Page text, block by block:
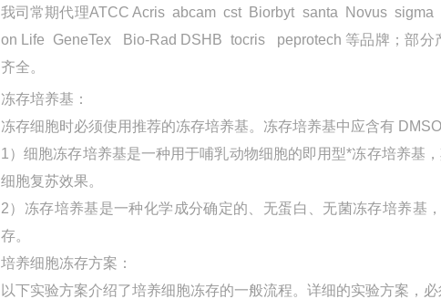
我司常期代理ATCC Acris abcam cst Biorbyt santa Novus
on Life GeneTex Bio-Rad DSHB tocris peprotech 等品牌；部分
齐全。
冻存培养基：
冻存细胞时必须使用推荐的冻存培养基。冻存培养基中应含有
1）细胞冻存培养基是一种用于哺乳动物细胞的即用型*冻存培养基
细胞复苏效果。
2）冻存培养基是一种化学成分确定的、无蛋白、无菌冻存培养基
存。
培养细胞冻存方案：
以下实验方案介绍了培养细胞冻存的一般流程。详细的实验方案，